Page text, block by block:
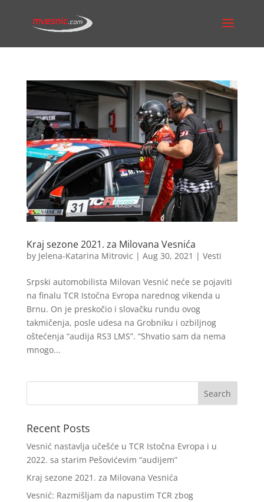
Kraj sezone 2021. za Milovana Vesnića
by Jelena-Katarina Mitrovic | Aug 30, 2021 | Vesti
Srpski automobilista Milovan Vesnić neće se pojaviti
na finalu TCR Istočna Evropa narednog vikenda u
Brnu. On je preskočio i slovačku rundu ovog
takmičenja, posle udesa na Grobniku i ozbiljnog
oštećenja “audija RS3 LMS”. “Shvatio sam da nema
mnogo...
Recent Posts
Vesnić nastavlja učešće u TCR Istočna Evropa i u
2022. sa starim Pešovićevim “audijem”
Kraj sezone 2021. za Milovana Vesnića
Vesnić: Razmišljam da napustim TCR zbog